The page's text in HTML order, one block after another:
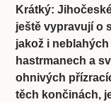
Krátký:
ještě vypravují o
jakož i
hastrmanech a
ohnivých
těch končinách,